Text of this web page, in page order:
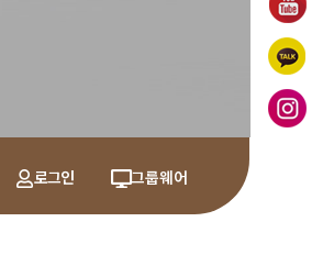
로그인 그룹웨어